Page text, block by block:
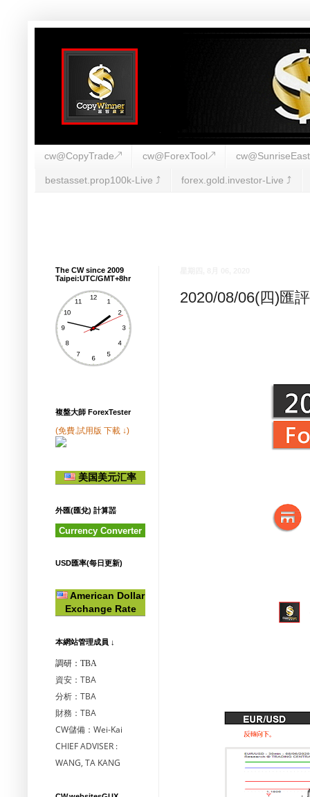
cw@CopyTrade↗ cw@ForexTool↗
bestasset.prop100k-Live ⤴︎ forex.gold.investor-Live ⤴︎
2020/08/06(四)匯
The CW since 2009
Taipei:UTC/GMT+8hr
複盤大師 ForexTester
(免費.試用版 下載 ↓)
美国美元汇率
外匯(匯兌) 計算噐
Currency Converter
USD匯率(每日更新)
American Dollar
Exchange Rate
本網站管理成員 ↓
調研：TBA
資安：TBA
分析：TBA
財務：TBA
CW儲備：Wei-Kai
CHIEF ADVISER :
WANG, TA KANG